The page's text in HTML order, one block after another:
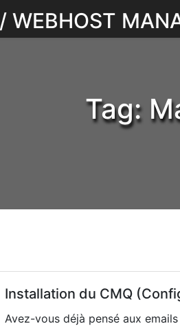
WEBHOST
Tag:
Installation du CMQ
Avez-vous déjà pensé aux